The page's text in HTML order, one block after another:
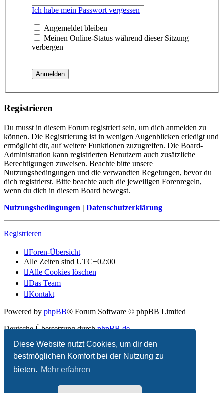
Diese Website nutzt Cookies, um dir den
bestmöglichen Komfort bei der Nutzung zu
bieten. Mehr erfahren
Ich habe mein Passwort vergessen
Angemeldet bleiben
Meinen Online-Status während dieser Sitzung
verbergen
Registrieren
Du musst in diesem Forum registriert sein, um dich anmelden zu
können. Die Registrierung ist in wenigen Augenblicken erledigt und
ermöglicht dir, auf weitere Funktionen zuzugreifen. Die Board-
Administration kann registrierten Benutzern auch zusätzliche
Berechtigungen zuweisen. Beachte bitte unsere
Nutzungsbedingungen und die verwandten Regelungen, bevor du
dich registrierst. Bitte beachte auch die jeweiligen Forenregeln,
wenn du dich in diesem Board bewegst.
Nutzungsbedingungen | Datenschutzerklärung
Registrieren
Foren-Übersicht
Alle Zeiten sind UTC+02:00
Alle Cookies löschen
Das Team
Kontakt
Powered by phpBB® Forum Software © phpBB Limited
Deutsche Übersetzung durchphpBB.de
Datenschutz |Nutzungsbedingungen